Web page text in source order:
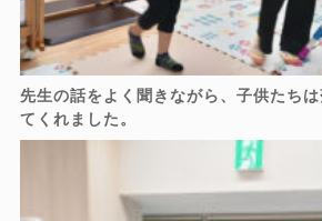
先生の話をよく聞きながら、子供たち
てくれました。